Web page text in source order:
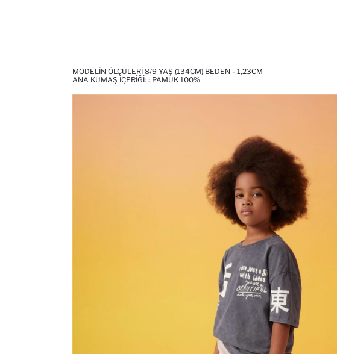
MODELIN ÖLÇÜLERI 8/9 YAŞ (134CM) BEDEN - 1,23CM
ANA KUMAŞ İÇERIĞI: : PAMUK 100%